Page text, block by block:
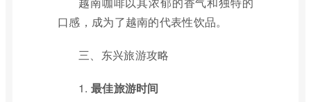
口感，成为了越南的代表性饮品。
三、东兴旅游攻略
1. 最佳旅游时间